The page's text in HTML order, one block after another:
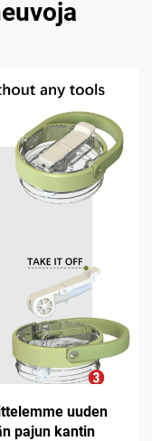
uuden
pajun kantin